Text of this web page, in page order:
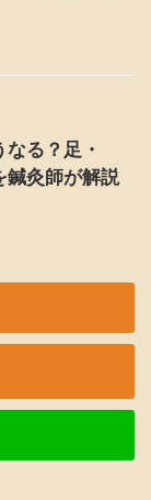
る？足・
鍼灸師が解説